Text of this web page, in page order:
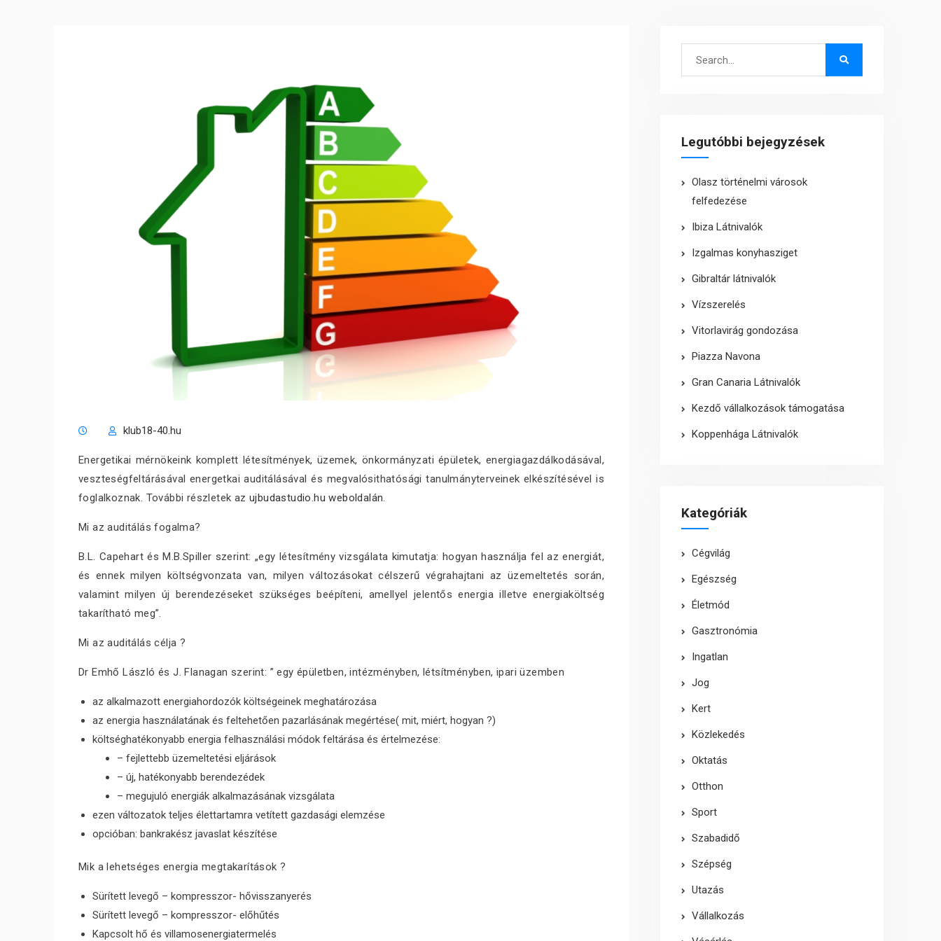
klub18-40.hu
Energetikai mérnökeink komplett létesítmények, üzemek, önkormányzati épületek, energiagazdálkodásával,
veszteségfeltárásával energetkai auditálásával és megvalósithatósági tanulmányterveinek elkészítésével is
foglalkoznak. További részletek az ujbudastudio.hu weboldalán.
Mi az auditálás fogalma?
B.L. Capehart és M.B.Spiller szerint: „egy létesítmény vizsgálata kimutatja: hogyan használja fel az energiát,
és ennek milyen költségvonzata van, milyen változásokat célszerű végrahajtani az üzemeltetés során,
valamint milyen új berendezéseket szükséges beépíteni, amellyel jelentős energia illetve energiaköltség
takarítható meg”.
Mi az auditálás célja ?
Dr Emhő László és J. Flanagan szerint: ” egy épületben, intézményben, létsítményben, ipari üzemben
az alkalmazott energiahordozók költségeinek meghatározása
az energia használatának és feltehetően pazarlásának megértése( mit, miért, hogyan ?)
költséghatékonyabb energia felhasználási módok feltárása és értelmezése:
– fejlettebb üzemeltetési eljárások
– új, hatékonyabb berendezédek
– megujuló energiák alkalmazásának vizsgálata
ezen változatok teljes élettartamra vetített gazdasági elemzése
opcióban: bankrakész javaslat készítése
Mik a lehetséges energia megtakarítások ?
Sürített levegő – kompresszor- hővisszanyerés
Sürített levegő – kompresszor- előhűtés
Kapcsolt hő és villamosenergiatermelés
Legutóbbi bejegyzések
Olasz történelmi városok
felfedezése
Ibiza Látnivalók
Izgalmas konyhasziget
Gibraltár látnivalók
Vízszerelés
Vitorlavirág gondozása
Piazza Navona
Gran Canaria Látnivalók
Kezdő vállalkozások támogatása
Koppenhága Látnivalók
Kategóriák
Cégvilág
Egészség
Életmód
Gasztronómia
Ingatlan
Jog
Kert
Közlekedés
Oktatás
Otthon
Sport
Szabadidő
Szépség
Utazás
Vállalkozás